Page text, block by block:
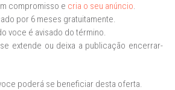
compromisso e cria o seu anúncio.
por 6 meses gratuitamente.
voce é avisado do término.
extende ou deixa a publicação encerrar-
poderá se beneficiar desta oferta.